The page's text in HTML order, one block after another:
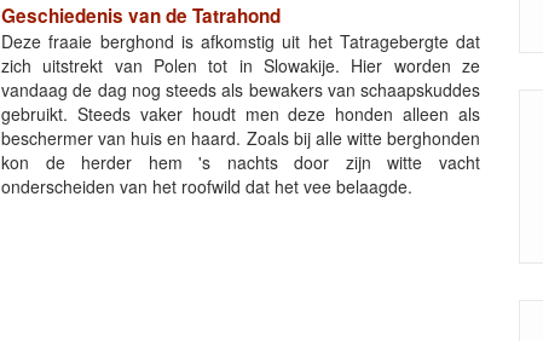
Geschiedenis van de Tatrahond
Deze fraaie berghond is afkomstig uit het Tatragebergte dat
zich uitstrekt van Polen tot in Slowakije. Hier worden ze
vandaag de dag nog steeds als bewakers van schaapskuddes
gebruikt. Steeds vaker houdt men deze honden alleen als
beschermer van huis en haard. Zoals bij alle witte berghonden
kon de herder hem 's nachts door zijn witte vacht
onderscheiden van het roofwild dat het vee belaagde.